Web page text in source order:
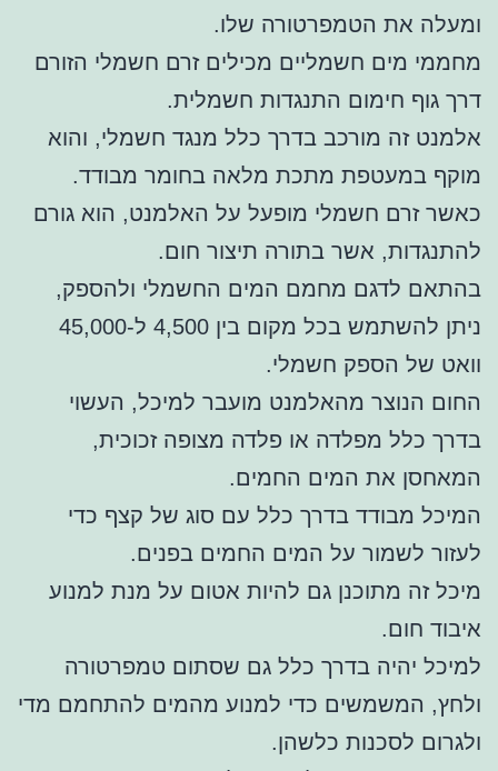
ומעלה את הטמפרטורה שלו.
מחממי מים חשמליים מכילים זרם חשמלי הזורם
דרך גוף חימום התנגדות חשמלית.
אלמנט זה מורכב בדרך כלל מנגד חשמלי, והוא
מוקף במעטפת מתכת מלאה בחומר מבודד.
כאשר זרם חשמלי מופעל על האלמנט, הוא גורם
להתנגדות, אשר בתורה תיצור חום.
בהתאם לדגם מחמם המים החשמלי ולהספק,
ניתן להשתמש בכל מקום בין 4,500 ל-45,000
וואט של הספק חשמלי.
החום הנוצר מהאלמנט מועבר למיכל, העשוי
בדרך כלל מפלדה או פלדה מצופה זכוכית,
המאחסן את המים החמים.
המיכל מבודד בדרך כלל עם סוג של קצף כדי
לעזור לשמור על המים החמים בפנים.
מיכל זה מתוכנן גם להיות אטום על מנת למנוע
איבוד חום.
למיכל יהיה בדרך כלל גם שסתום טמפרטורה
ולחץ, המשמשים כדי למנוע מהמים להתחמם מדי
ולגרום לסכנות כלשהן.